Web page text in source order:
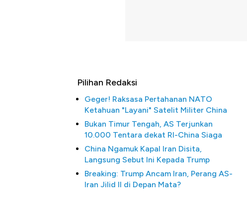
Pilihan Redaksi
Geger! Raksasa Pertahanan NATO
Ketahuan "Layani" Satelit Militer China
Bukan Timur Tengah, AS Terjunkan
10.000 Tentara dekat RI-China Siaga
China Ngamuk Kapal Iran Disita,
Langsung Sebut Ini Kepada Trump
Breaking: Trump Ancam Iran, Perang AS-
Iran Jilid II di Depan Mata?
5 Raja Ekonomi